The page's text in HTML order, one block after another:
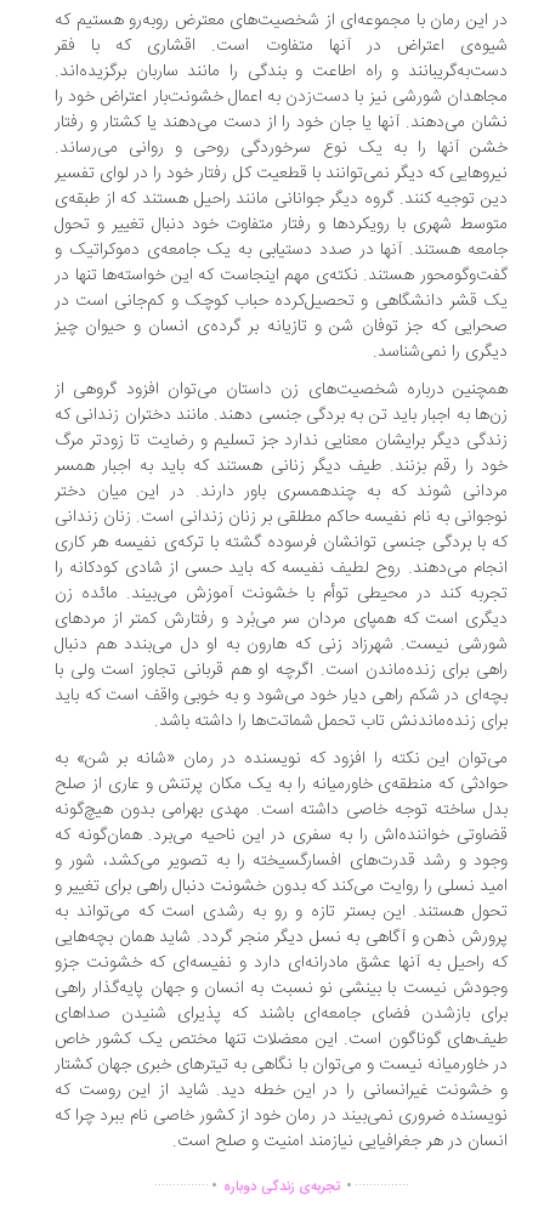
این رمان با مجموعه‌ای از شخصیت‌های معترض روبه‌رو هستیم که
اعتراض در آنها متفاوت است. اقشاری که با فقر
و راه اطاعت و بندگی را مانند ساربان برگزیده‌اند.
شورشی نیز با دست‌زدن به اعمال خشونت‌بار اعتراض خود را
می‌دهند. آنها یا جان خود را از دست می‌دهند یا کشتار و رفتار
آنها را به یک ‌نوع سرخوردگی روحی و روانی می‌رساند.
که دیگر نمی‌توانند با قطعیت کل رفتار خود را در لوای تفسیر
توجیه کنند. گروه دیگر جوانانی مانند راحیل هستند که از طبقه‌ی
شهری با رویکردها و رفتار متفاوت خود دنبال تغییر و تحول
هستند. آنها در صدد دستیابی به یک جامعه‌ی دموکراتیک و
هستند. نکته‌ی مهم اینجاست که این خواسته‌ها تنها در
قشر دانشگاهی و تحصیل‌کرده حباب کوچک و کم‌جانی است در
که جز توفان شن و تازیانه بر گرده‌ی انسان و حیوان چیز
را نمی‌شناسد.
درباره شخصیت‌های زن‌ داستان می‌توان افزود گروهی از
به اجبار باید تن به بردگی جنسی دهند. مانند دختران زندانی که
دیگر برایشان معنایی ندارد جز تسلیم و رضایت تا زودتر مرگ
را رقم بزنند. طیف دیگر زنانی هستند که باید به اجبار همسر
شوند که به چندهمسری باور دارند. در این میان دختر
به نام نفیسه حاکم مطلقی بر زنان زندانی است. زنان زندانی
با بردگی جنسی توانشان فرسوده گشته با ترکه‌ی نفیسه هر کاری
می‌دهند. روح لطیف نفیسه‌ که باید حسی از شادی کودکانه را
کند در محیطی توأم با خشونت آموزش می‌بیند. مائده زن
است که همپای مردان سر می‌بُرد و رفتارش کمتر از مردهای
نیست. شهرزاد زنی که هارون به او دل می‌بندد هم دنبال
برای زنده‌ماندن است. اگرچه او هم قربانی تجاوز است ولی با
در شکم راهی دیار خود می‌شود و به خوبی واقف است که باید
زنده‌ماندنش تاب تحمل شماتت‌ها را داشته ‌باشد.
این نکته را افزود که نویسنده در رمان «شانه بر شن» به
که منطقه‌ی خاورمیانه را به یک مکان پرتنش و عاری از صلح
ساخته توجه خاصی داشته‌ است. مهدی بهرامی بدون هیچ‌گونه
خواننده‌اش را به سفری در این ناحیه می‌برد. همان‌گونه که
و رشد قدرت‌های افسارگسیخته را به تصویر می‌کشد، شور و
نسلی را روایت می‌کند که بدون خشونت دنبال راهی برای تغییر و
هستند. این بستر تازه و رو به رشدی است که می‌تواند به
ذهن و آگاهی به نسل دیگر منجر گردد. شاید همان بچه‌هایی
راحیل به آنها عشق مادرانه‌ای دارد و نفیسه‌ای که خشونت جزو
نیست با بینشی نو نسبت به انسان و جهان پایه‌گذار راهی
بازشدن فضای جامعه‌ای باشند که پذیرای شنیدن صداهای
گوناگون است. این معضلات تنها مختص یک کشور خاص
خاورمیانه نیست و می‌توان با نگاهی به تیترهای خبری جهان کشتار
غیرانسانی را در این خطه دید. شاید از این روست که
ضروری نمی‌بیند در رمان خود از کشور خاصی نام ببرد چرا که
در هر جغرافیایی نیازمند امنیت و صلح است.
................تجربه‌ی زندگی دوباره ................